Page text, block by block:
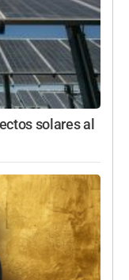
solares al